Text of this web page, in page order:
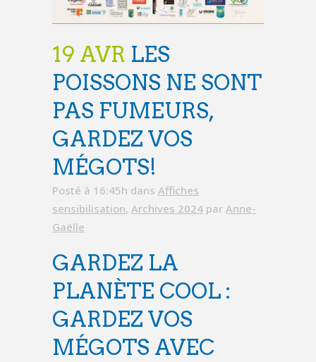
19 AVR LES
POISSONS NE SONT
PAS FUMEURS,
GARDEZ VOS
MÉGOTS!
Posté à 16:45h dans Affiches
sensibilisation, Archives 2024 par Anne-
Gaëlle
GARDEZ LA
PLANÈTE COOL :
GARDEZ VOS
MÉGOTS AVEC